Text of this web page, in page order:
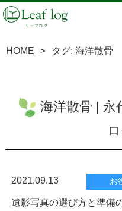
HOME > タグ: 海洋散骨
海洋散骨 | 永
2021.09.13 お
遺影写真の選び方と準備